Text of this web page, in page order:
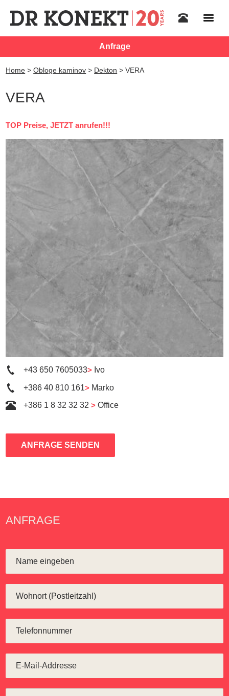
Anfrage
Home >Obloge kaminov > Dekton >VERA
VERA
TOP Preise, JETZT anrufen!!!
+43 650 7605033> Ivo
+386 40 810 161> Marko
+386 1 8 32 32 32> Office
ANFRAGE SENDEN
ANFRAGE